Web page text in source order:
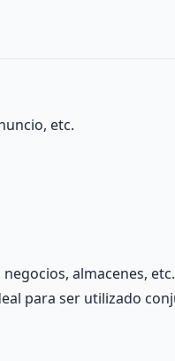
etc.
almacenes,
para ser utilizado